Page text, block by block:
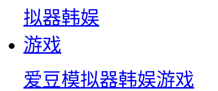
爱豆模拟器韩娱游戏